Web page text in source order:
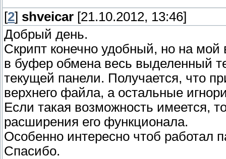
[2] shveicar [21.10.2012, 13:46]
Добрый день.
Скрипт конечно удобный, но на мой
в буфер обмена весь выделенный
текущей панели. Получается, что
верхнего файла, а остальные
Если такая возможность имеется,
расширения его функционала.
Особенно интересно чтоб
Спасибо.